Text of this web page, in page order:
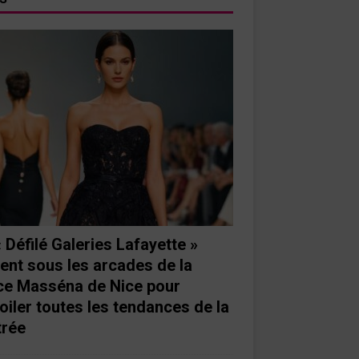
Défilé Galeries Lafayette »
sous les arcades de la
Masséna de Nice pour
toutes les tendances de la